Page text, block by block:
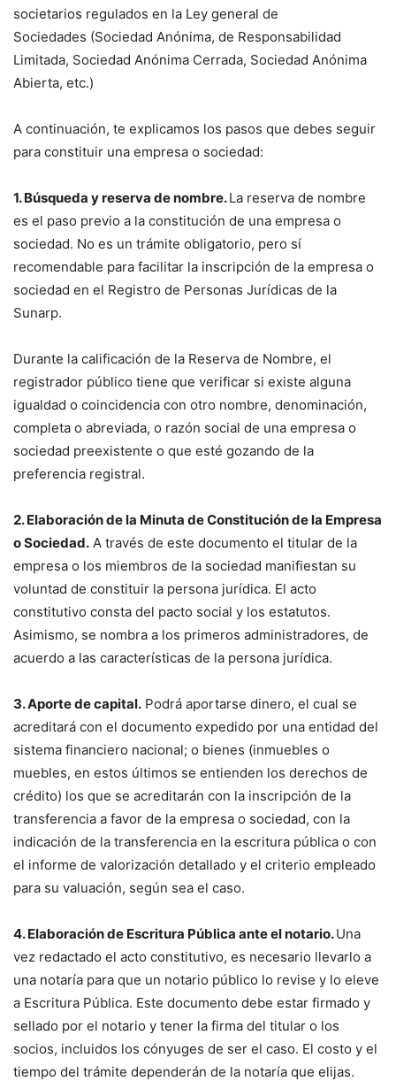
societarios regulados en la Ley general de
Sociedades (Sociedad Anónima, de Responsabilidad
Limitada, Sociedad Anónima Cerrada, Sociedad Anónima
Abierta, etc.)
A continuación, te explicamos los pasos que debes seguir
para constituir una empresa o sociedad:
1. Búsqueda y reserva de nombre.La reserva de nombre
es el paso previo a la constitución de una empresa o
sociedad. No es un trámite obligatorio, pero sí
recomendable para facilitar la inscripción de la empresa o
sociedad en el Registro de Personas Jurídicas de la
Sunarp.
Durante la calificación de la Reserva de Nombre, el
registrador público tiene que verificar si existe alguna
igualdad o coincidencia con otro nombre, denominación,
completa o abreviada, o razón social de una empresa o
sociedad preexistente o que esté gozando de la
preferencia registral.
2. Elaboración de la Minuta de Constitución de la Empresa
o Sociedad. A través de este documento el titular de la
empresa o los miembros de la sociedad manifiestan su
voluntad de constituir la persona jurídica. El acto
constitutivo consta del pacto social y los estatutos.
Asimismo, se nombra a los primeros administradores, de
acuerdo a las características de la persona jurídica.
3. Aporte de capital. Podrá aportarse dinero, el cual se
acreditará con el documento expedido por una entidad del
sistema financiero nacional; o bienes (inmuebles o
muebles, en estos últimos se entienden los derechos de
crédito) los que se acreditarán con la inscripción de la
transferencia a favor de la empresa o sociedad, con la
indicación de la transferencia en la escritura pública o con
el informe de valorización detallado y el criterio empleado
para su valuación, según sea el caso.
4. Elaboración de Escritura Pública ante el notario.Una
vez redactado el acto constitutivo, es necesario llevarlo a
una notaría para que un notario público lo revise y lo eleve
a Escritura Pública. Este documento debe estar firmado y
sellado por el notario y tener la firma del titular o los
socios, incluidos los cónyuges de ser el caso. El costo y el
tiempo del trámite dependerán de la notaría que elijas.